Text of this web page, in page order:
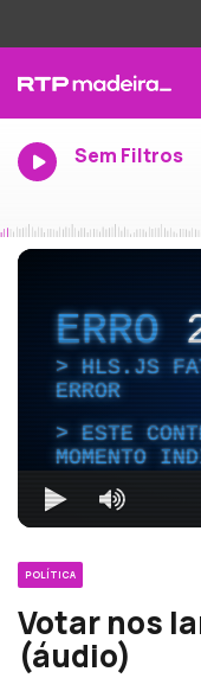
Sem Filtros
ERRO
HLS.JS
ERROR
ESTE
MOMENTO
POLÍTICA
Votar nos
(áudio)